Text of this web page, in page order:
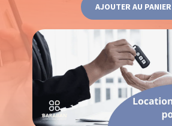
AJOUTER AU PANIER